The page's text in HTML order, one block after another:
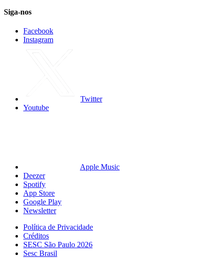
Siga-nos
Facebook
Instagram
Twitter
Youtube
Apple Music
Deezer
Spotify
App Store
Google Play
Newsletter
Política de Privacidade
Créditos
SESC São Paulo 2026
Sesc Brasil